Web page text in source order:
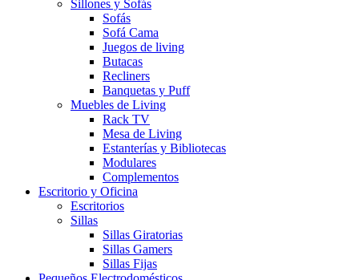
Sillones y Sofás
Sofás
Sofá Cama
Juegos de living
Butacas
Recliners
Banquetas y Puff
Muebles de Living
Rack TV
Mesa de Living
Estanterías y Bibliotecas
Modulares
Complementos
Escritorio y Oficina
Escritorios
Sillas
Sillas Giratorias
Sillas Gamers
Sillas Fijas